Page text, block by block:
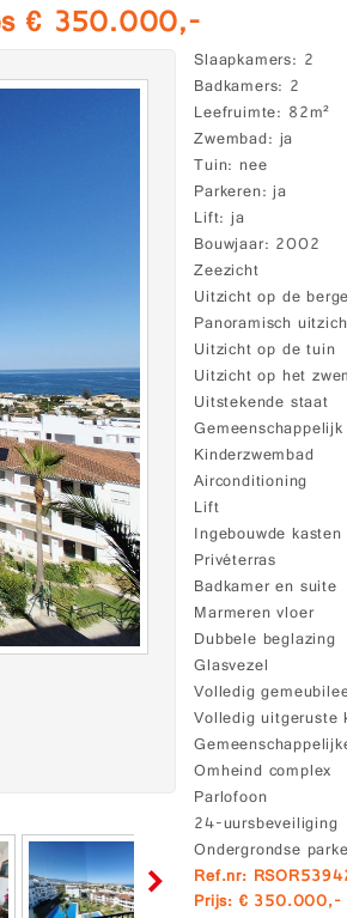
€ 350.000,-
Slaapkamers 2
Badkamers 2
Leefruimte 82m²
Zwembad ja
Tuin nee
Parkeren ja
Lift ja
Bouwjaar 2002
Zeezicht
Uitzicht op de
Panoramisch
Uitzicht op de tuin
Uitzicht op het
Uitstekende staat
Kinderzwembad
Airconditioning
Lift
Ingebouwde kasten
Privéterras
Badkamer en suite
Marmeren vloer
Dubbele beglazing
Glasvezel
Volledig
Volledig uitgeruste
Omheind complex
Parlofoon
24-uursbeveiliging
Ondergrondse
Ref.nr:
Prijs: € 350.000,-